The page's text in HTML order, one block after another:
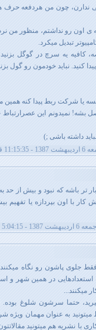
ندارن، چون من هردفعه حرف
ی اون رو نداشتم، منظور من
تبدیل میکرد.
کافیه یه سرچ در گوگل
کنید. نباید خودمون رو گول
یا شرکت ربط پیدا کنه همین
بشه! نمیدونم این
داشته باشی ;)
- 11:15:35 قبل از ظهر
تر باشه كه نبود و بيش از حد
با اون بپردازه يا تفهيم
جمعه 6 اردیبهشت 1387 - 5:04:15 بعد از ظهر
جلوی پاشون رو نگاه
در همین شهر و
میکنند...
حتما سرشون شلوغ بوده.
میتونید به عنوان مهمان ویژه
با نشریه هم میتونید